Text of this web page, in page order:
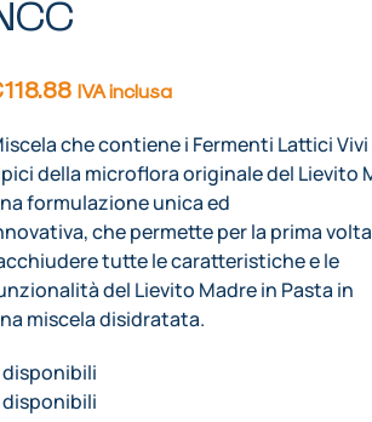
118.88 IVA inclusa
che contiene i Fermenti Lattici Vivi
della microflora originale del Lievito
formulazione unica ed
che permette per la prima
tutte le caratteristiche e le
del Lievito Madre in Pasta in
miscela disidratata.
disponibili
disponibili